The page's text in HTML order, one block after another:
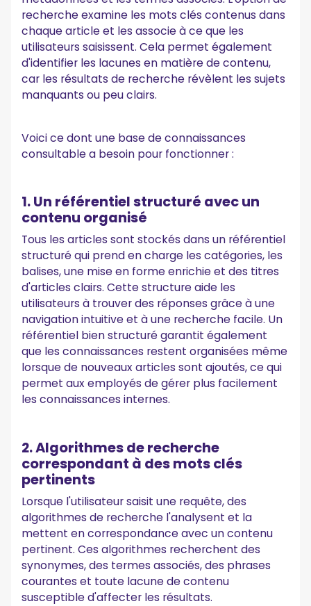
recherche examine les mots clés contenus dans
chaque article et les associe à ce que les
utilisateurs saisissent. Cela permet également
d'identifier les lacunes en matière de contenu,
car les résultats de recherche révèlent les sujets
manquants ou peu clairs.
Voici ce dont une base de connaissances
consultable a besoin pour fonctionner :
1. Un référentiel structuré avec un
contenu organisé
Tous les articles sont stockés dans un référentiel
structuré qui prend en charge les catégories, les
balises, une mise en forme enrichie et des titres
d'articles clairs. Cette structure aide les
utilisateurs à trouver des réponses grâce à une
navigation intuitive et à une recherche facile. Un
référentiel bien structuré garantit également
que les connaissances restent organisées même
lorsque de nouveaux articles sont ajoutés, ce qui
permet aux employés de gérer plus facilement
les connaissances internes.
2. Algorithmes de recherche
correspondant à des mots clés
pertinents
Lorsque l'utilisateur saisit une requête, des
algorithmes de recherche l'analysent et la
mettent en correspondance avec un contenu
pertinent. Ces algorithmes recherchent des
synonymes, des termes associés, des phrases
courantes et toute lacune de contenu
susceptible d'affecter les résultats.